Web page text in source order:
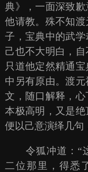
典》，一面深致
他请教。殊不知
子，宝典中的武
己也不大明白，
只道他定然精通
中另有原由。渡
文，随口解释，
本极高明，又是绝
便以己意演绎几句
令狐冲道：“这
二位那里，得悉